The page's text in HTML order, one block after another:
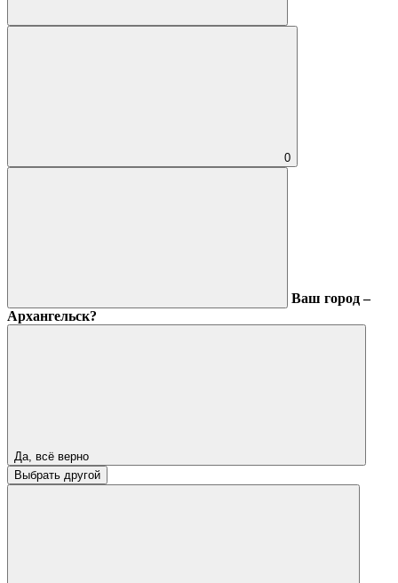
0
Ваш город –
Архангельск?
Да, всё верно
Выбрать другой